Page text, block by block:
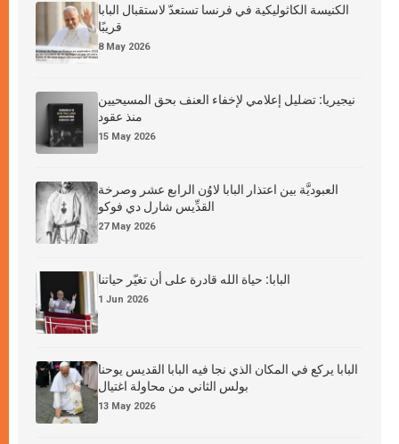
الكنيسة الكاثوليكية في فرنسا تستعدّ لاستقبال البابا
قريبًا
8 May 2026
نيجيريا: تضليل إعلامي لإخفاء العنف بحق المسيحيين
منذ عقود
15 May 2026
العبوديَّة بين اعتذار البابا لاوُن الرابع عشر وصرخة
القدِّيس شارل دي فوكو
27 May 2026
البابا: حياة الله قادرة على أن تغيّر حياتنا
1 Jun 2026
البابا يركع في المكان الذي نجا فيه البابا القديس يوحنا
بولس الثاني من محاولة اغتيال
13 May 2026